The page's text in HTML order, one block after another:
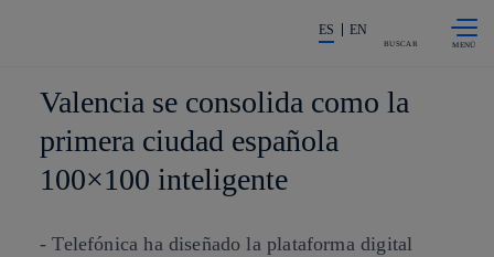
La acción en accionistas e
ES EN
BUSCAR
Valencia se consolida como la
primera ciudad española
100×100 inteligente
- Telefónica ha diseñado la plataforma digital